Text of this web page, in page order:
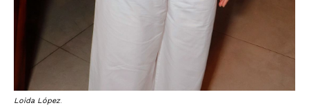
Loida López.